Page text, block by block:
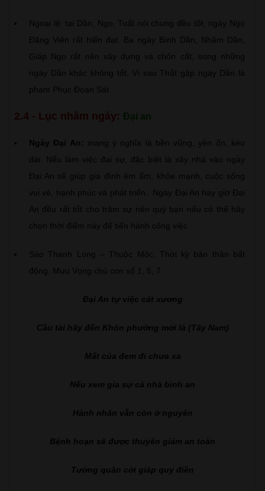
Ngoại lệ: tại Dần, Ngọ, Tuất nói chung đều tốt, ngày Ngọ
Đăng Viên rất hiển đạt. Ba ngày Bình Dần, Nhâm Dần,
Giáp Ngọ rất nên xây dựng và chôn cất, song những
ngày Dần khác không tốt. Vì sao Thất gặp ngày Dần là
phạm Phục Đoạn Sát.
2.4 - Lục nhâm ngày: Đại an
Ngày Đại An: mang ý nghĩa là bền vững, yên ổn, kéo
dài. Nếu làm việc đại sự, đặc biệt là xây nhà vào ngày
Đại An sẽ giúp gia đình êm ấm, khỏe mạnh, cuộc sống
vui vẻ, hạnh phúc và phát triển. Ngày Đại An hay giờ Đại
An đều rất tốt cho trăm sự nên quý bạn nếu có thể hãy
chọn thời điểm này để tiến hành công việc.
Sao Thanh Long – Thuộc Mộc, Thời kỳ bản thân bất
động. Mưu Vọng chủ con số 1, 5, 7
Đại An tự việc cát xương
Cầu tài hãy đến Khôn phường mới là (Tây Nam)
Mất của đem đi chưa xa
Nếu xem gia sự cả nhà bình an
Hành nhân vẫn còn ở nguyên
Bệnh hoạn sẽ được thuyên giảm an toàn
Tướng quân cởi giáp quy điền